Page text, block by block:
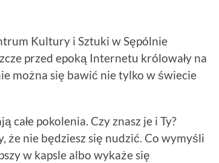
Kultury i Sztuki w Sępólnie
przed epoką Internetu królowały na
można się bawić nie tylko w świecie
pokolenia. Czy znasz je i Ty?
że nie będziesz się nudzić. Co wymyśli
w kapsle albo wykaże się